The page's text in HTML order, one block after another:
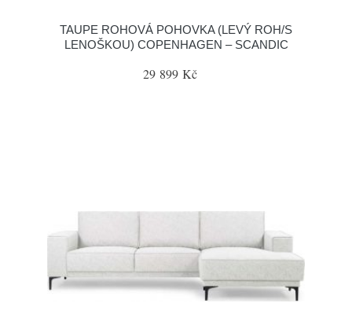
TAUPE ROHOVÁ POHOVKA (LEVÝ ROH/S
LENOŠKOU) COPENHAGEN – SCANDIC
29 899 Kč